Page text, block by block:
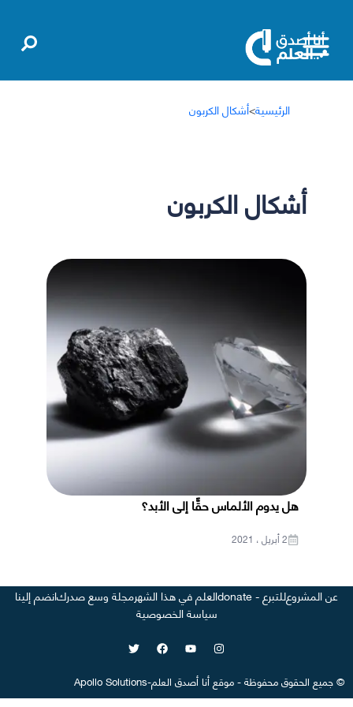
الرئيسية>أشكال الكربون
أشكال الكربون
هل يدوم الألماس حقًّا إلى الأبد؟
2 أبريل ، 2021
عن المشروعللتبرع - donate العلم في هذا الشهرمجلة وسع صدركانضم إلينا
سياسة الخصوصية
©جميع الحقوق محفوظة-موقع أنا أصدق العلم-
Apollo Solutions